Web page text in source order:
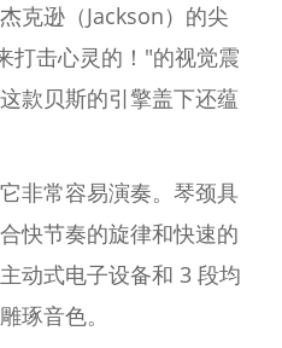
克逊（Jackson）的尖
打击心灵的！"的视觉震
款贝斯的引擎盖下还蕴
非常容易演奏。琴颈具
快节奏的旋律和快速的
动式电子设备和 3 段均
琢音色。